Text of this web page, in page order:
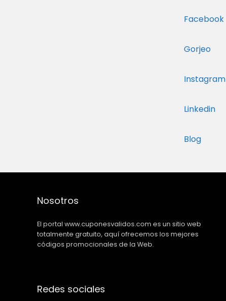
Facebook
Gorjeo
Instagram
Linkedin
Blog
Nosotros
El portal www.cuponesvalidos.com es un sitio web
totalmente gratuito, aquí ofrecemos los mejores
códigos promocionales de la Web.
Redes sociales